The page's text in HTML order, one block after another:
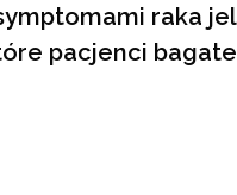
raka
pacjenci